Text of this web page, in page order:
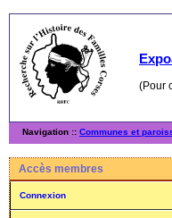
(Pour
Navigation :: Communes et
Accès membres
Connexion